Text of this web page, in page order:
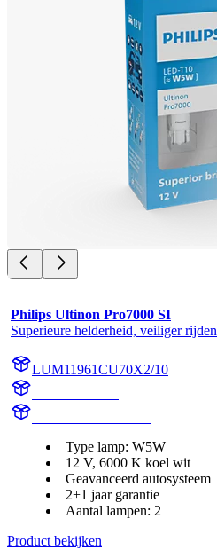
Philips Ultinon Pro7000 SI
Superieure helderheid, veiliger rijden
LUM11961CU70X2/10
Type lamp: W5W
12 V, 6000 K koel wit
Geavanceerd autosysteem
2+1 jaar garantie
Aantal lampen: 2
Product bekijken